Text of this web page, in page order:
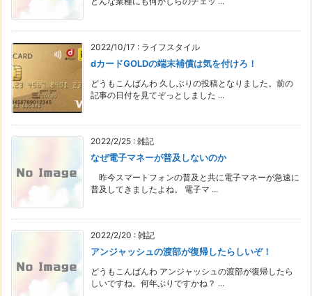
2022/10/17 : ライフスタイル
dカードGOLDの端末補償は気を付けろ！
どうもこんばんわ 久しぶりの投稿となりました。前の
記事の日付を見てぞっとしました ...
2022/2/25 : 雑記
なぜ電子マネーが普及しないのか
昨今スマートフォンの普及と共に電子マネーが急速に
普及してきましたよね。 電子マ ...
2022/2/20 : 雑記
アンジャッシュの渡部が復帰したらしいぞ！
どうもこんばんわ アンジャッシュの渡部が復帰したら
しいですね。何年ぶりですかね？ ...